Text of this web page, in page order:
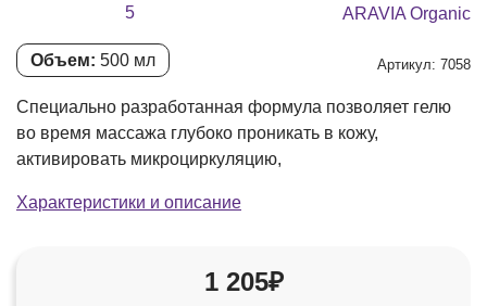
5 ARAVIA Organic
Объем: 500 мл Артикул: 7058
Специально разработанная формула позволяет гелю
во время массажа глубоко проникать в кожу,
активировать микроциркуляцию,
Характеристики и описание
1 205₽